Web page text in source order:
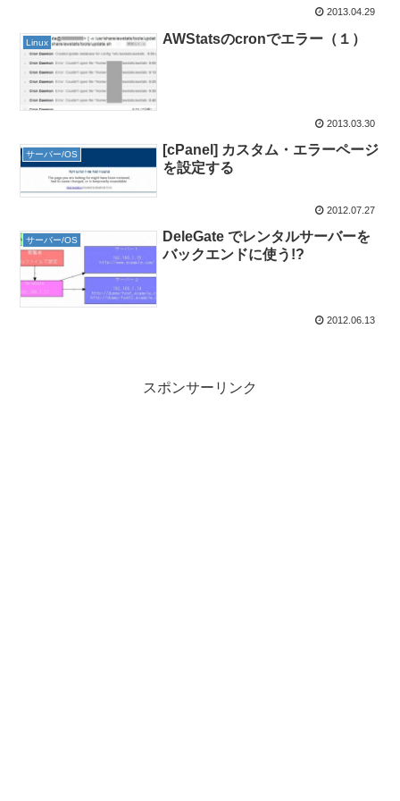
2013.04.29
Linux AWStatsのcronでエラー（１）
2013.03.30
サーバー/OS
[cPanel] カスタム・エラーページ
を設定する
2012.07.27
サーバー/OS
DeleGate でレンタルサーバーを
バックエンドに使う!?
2012.06.13
スポンサーリンク